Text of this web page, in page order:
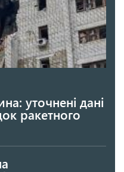
уточнені дані
ракетного